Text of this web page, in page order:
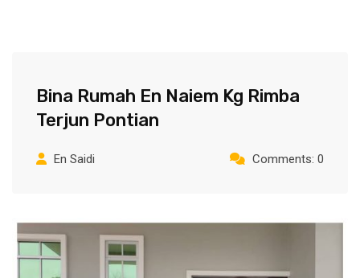
Bina Rumah En Naiem Kg Rimba
Terjun Pontian
En Saidi Comments: 0